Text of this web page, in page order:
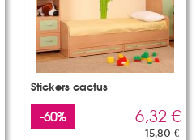
Stickers cactus
-60% 6,32 €
15,80 €